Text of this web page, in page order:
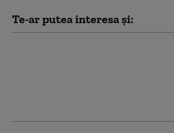
Te-ar putea interesa și: